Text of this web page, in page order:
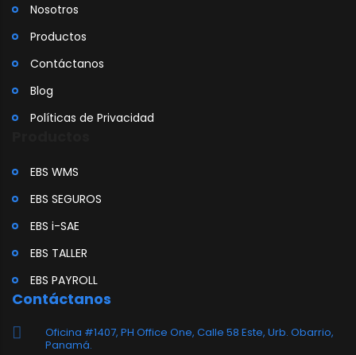
Nosotros
Productos
Contáctanos
Blog
Políticas de Privacidad
EBS WMS
EBS SEGUROS
EBS i-SAE
EBS TALLER
EBS PAYROLL
Contáctanos
Oficina #1407, PH Office One, Calle 58 Este, Urb. Obarrio,
Panamá.